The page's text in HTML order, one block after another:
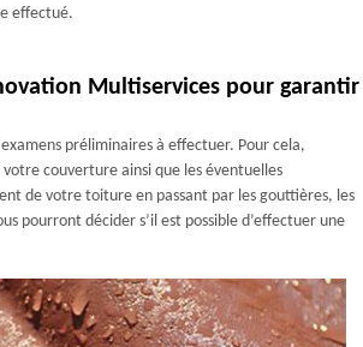
effectué.
Multiservices pour garantir
préliminaires à effectuer. Pour cela,
couverture ainsi que les éventuelles
de votre toiture en passant par les gouttières, les
pourront décider s’il est possible d’effectuer une